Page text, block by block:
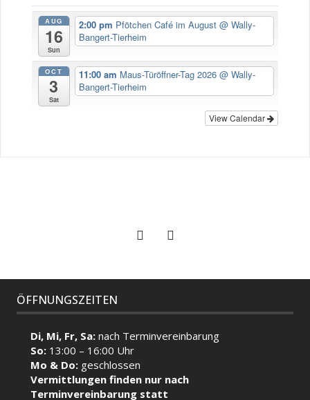
AUG
16
Sun
2:00 pm Pfötchen Café im August@ Wally-
Bangert-Tierheim
OCT
3
Sat
11:00 am Maus-Türöffner-Tag 2026@ Wally-
Bangert-Tierheim
View Calendar
ÖFFNUNGSZEITEN
Di, Mi, Fr, Sa:nach Terminvereinbarung
So: 13:00 – 16:00 Uhr
Mo & Do: geschlossen
Vermittlungen finden nur nach
Terminvereinbarung statt